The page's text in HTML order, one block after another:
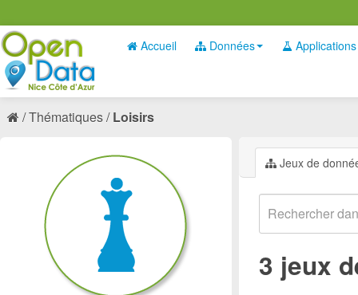
Accueil Données Applications
Thématiques Loisirs
Jeux de
3 jeux